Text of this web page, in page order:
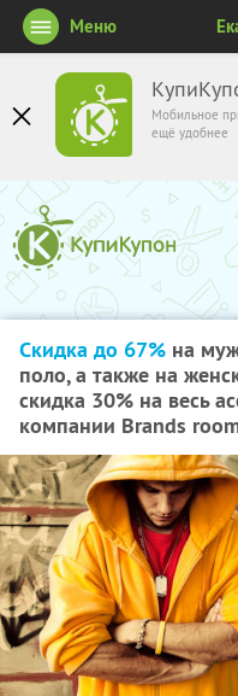
Мобильное
ещё удобнее
Меню
Скидка до 67% на
поло, а также на
скидка 30% на весь
компании Brands